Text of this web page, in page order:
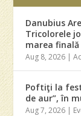
Danubius
Tricolorele
marea finală
Aug 8, 2026 |
Poftiţi la
de aur”, în
Aug 7, 2026 |